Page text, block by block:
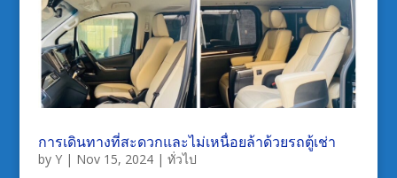
การเดินทางที่สะดวกและไม่เหนื่อยล้าด้วยรถตู้เช่า
by Y| Nov 15, 2024| ทั่วไป